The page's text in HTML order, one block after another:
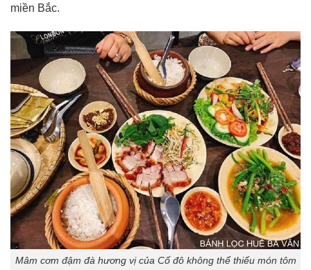
miền Bắc.
Mâm cơm đậm đà hương vị của Cố đô không thể thiếu món tôm